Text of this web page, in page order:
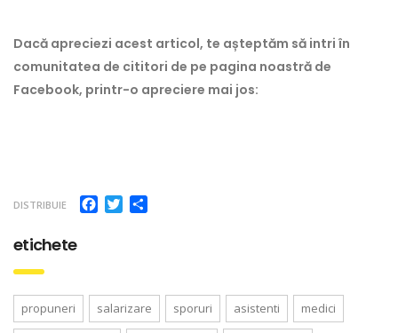
Dacă apreciezi acest articol, te așteptăm să intri în
comunitatea de cititori de pe pagina noastră de
Facebook, printr-o apreciere mai jos:
DISTRIBUIE Facebook
Twitter
etichete
propuneri salarizare sporuri asistenti medici